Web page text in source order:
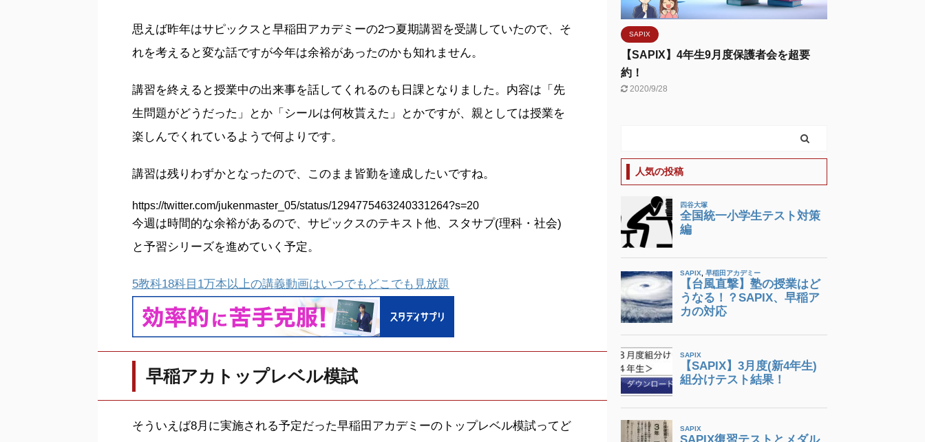
思えば昨年はサピックスと早稲田アカデミーの2つ夏期講習を受講していたので、そ
れを考えると変な話ですが今年は余裕があったのかも知れません。
講習を終えると授業中の出来事を話してくれるのも日課となりました。内容は「先
生問題がどうだった」とか「シールは何枚貰えた」とかですが、親としては授業を
楽しんでくれているようで何よりです。
講習は残りわずかとなったので、このまま皆勤を達成したいですね。
https://twitter.com/jukenmaster_05/status/1294775463240331264?s=20
今週は時間的な余裕があるので、サピックスのテキスト他、スタサプ(理科・社会)
と予習シリーズを進めていく予定。
5教科18科目1万本以上の講義動画はいつでもどこでも見放題
早稲アカトップレベル模試
そういえば8月に実施される予定だった早稲田アカデミーのトップレベル模試ってど
SAPIX
【SAPIX】4年生9月度保護者会を超要
約！
2020/9/28
人気の投稿